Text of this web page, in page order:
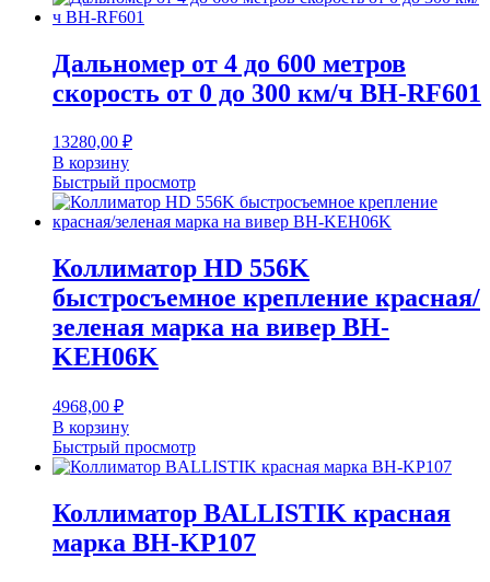
Дальномер от 4 до 600 метров
скорость от 0 до 300 км/ч BH-RF601
13280,00 ₽
В корзину
Быстрый просмотр
Коллиматор HD 556K
быстросъемное крепление красная/
зеленая марка на вивер BH-
KEH06K
4968,00 ₽
В корзину
Быстрый просмотр
Коллиматор BALLISTIK красная
марка BH-KP107